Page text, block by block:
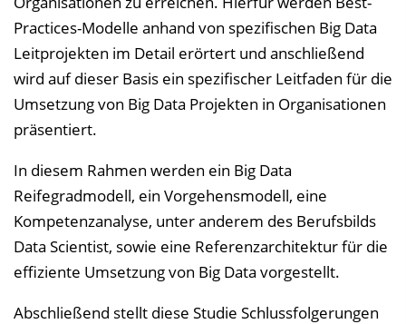
Practices-Modelle anhand von spezifischen Big Data
Leitprojekten im Detail erörtert und anschließend
wird auf dieser Basis ein spezifischer Leitfaden für die
Umsetzung von Big Data Projekten in Organisationen
präsentiert.
In diesem Rahmen werden ein Big Data
Reifegradmodell, ein Vorgehensmodell, eine
Kompetenzanalyse, unter anderem des Berufsbilds
Data Scientist, sowie eine Referenzarchitektur für die
effiziente Umsetzung von Big Data vorgestellt.
Abschließend stellt diese Studie Schlussfolgerungen